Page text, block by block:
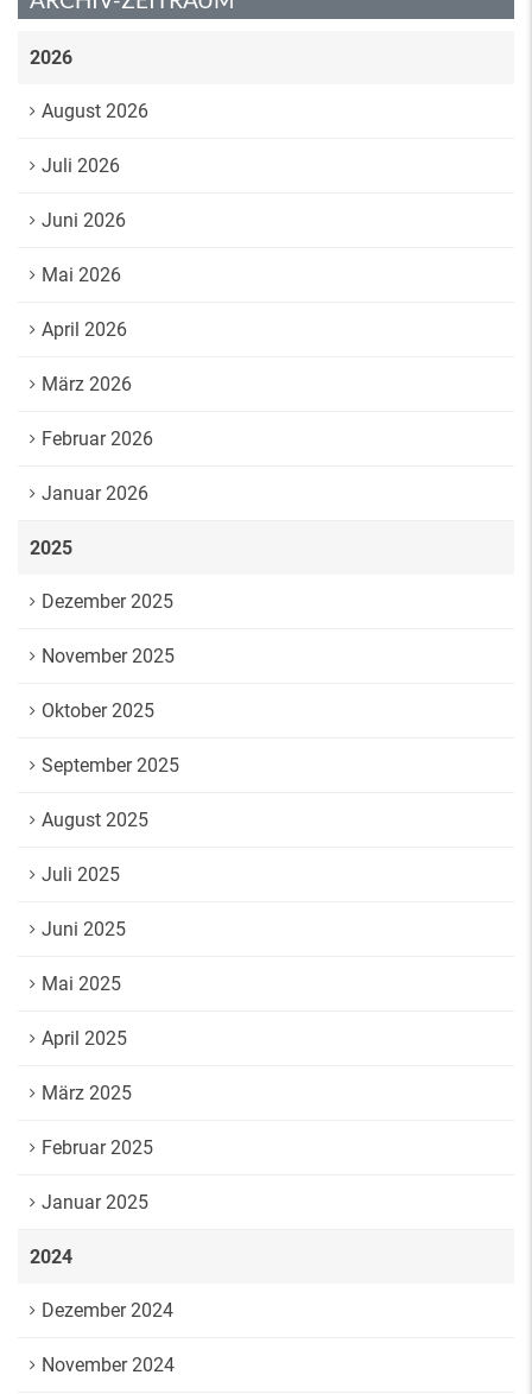
2026
August 2026
Juli 2026
Juni 2026
Mai 2026
April 2026
März 2026
Februar 2026
Januar 2026
2025
Dezember 2025
November 2025
Oktober 2025
September 2025
August 2025
Juli 2025
Juni 2025
Mai 2025
April 2025
März 2025
Februar 2025
Januar 2025
2024
Dezember 2024
November 2024